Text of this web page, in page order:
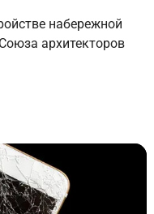
набережной
архитекторов